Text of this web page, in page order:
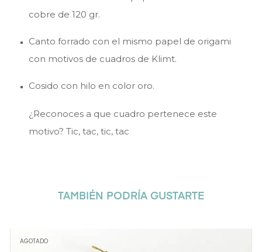
cobre de 120 gr.
Canto forrado con el mismo papel de origami
con motivos de cuadros de Klimt.
Cosido con hilo en color oro.
¿Reconoces a que cuadro pertenece este
motivo? Tic, tac, tic, tac
TAMBIÉN PODRÍA GUSTARTE
AGOTADO